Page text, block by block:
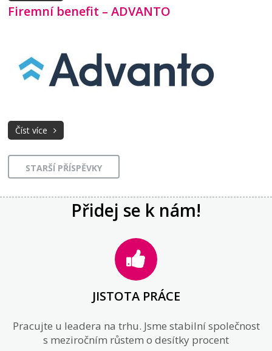
Firemní benefit – ADVANTO
Číst více
STARŠÍ PŘÍSPĚVKY
Přidej se k nám!
JISTOTA PRÁCE
Pracujte u leadera na trhu. Jsme stabilní společnost
s meziročním růstem o desítky procent